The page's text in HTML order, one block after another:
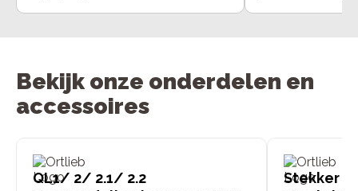
Bekijk onze onderdelen en
accessoires
QL1/ 2/ 2.1/ 2.2
Stekker